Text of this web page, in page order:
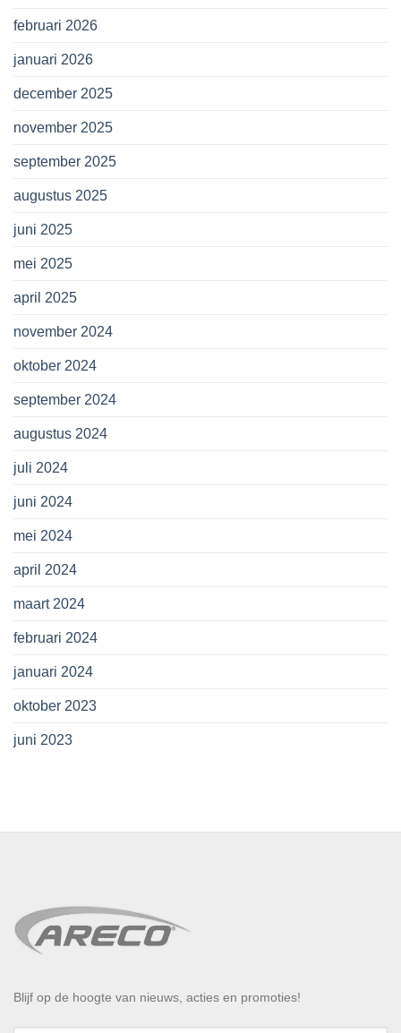
februari 2026
januari 2026
december 2025
november 2025
september 2025
augustus 2025
juni 2025
mei 2025
april 2025
november 2024
oktober 2024
september 2024
augustus 2024
juli 2024
juni 2024
mei 2024
april 2024
maart 2024
februari 2024
januari 2024
oktober 2023
juni 2023
Blijf op de hoogte van nieuws, acties en promoties!